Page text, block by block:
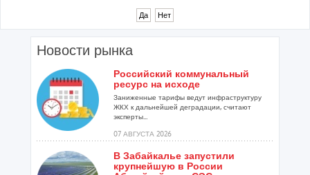
Новости рынка
Российский коммунальный
ресурс на исходе
Заниженные тарифы ведут инфраструктуру
ЖКХ к дальнейшей деградации, считают
эксперты...
07 АВГУСТА 2026
В Забайкалье запустили
крупнейшую в России